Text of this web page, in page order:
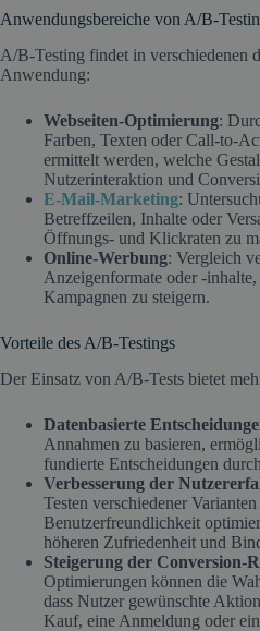
Anwendungsbereiche von A/B-
A/B-Testing findet in verschiedenen
Anwendung:​
Webseiten-Optimierung:
Farben, Texten oder Call-to-
ermittelt werden, welche
Nutzerinteraktion und
E-Mail-Marketing:
Betreffzeilen, Inhalte oder
Öffnungs- und Klickraten zu
Online-Werbung: Vergleich
Anzeigenformate oder -
Kampagnen zu steigern.​
Vorteile des A/B-Testings
Der Einsatz von A/B-Tests bietet
Datenbasierte
Annahmen zu basieren,
fundierte Entscheidungen
Verbesserung der
Testen verschiedener
Benutzerfreundlichkeit
höheren Zufriedenheit und
Steigerung der Conversion-
Optimierungen können die
dass Nutzer gewünschte
Kauf, eine Anmeldung oder